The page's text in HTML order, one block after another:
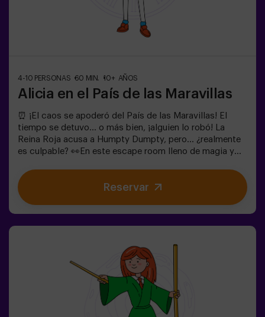
4-10 PERSONAS 60 MIN. 10+ AÑOS
Alicia en el País de las Maravillas
⏰ ¡El caos se apoderó del País de las Maravillas! El
tiempo se detuvo... o más bien, ¡alguien lo robó! La
Reina Roja acusa a Humpty Dumpty, pero... ¿realmente
es culpable? 👀En este escape room lleno de magia y
enigmas absurdos (como los que le gustan al
Sombrerero).🔹 Enfrentarte a personajes icónicos
(¡cuidado con la Reina de Corazones!).🔹Encontrar el
building¿Serás tú quien salve este mundo fantástico?
❗Menores de 14 años: requieren 1 adulto
acompañanteOpción con monitor disponible (consulta
Reservar